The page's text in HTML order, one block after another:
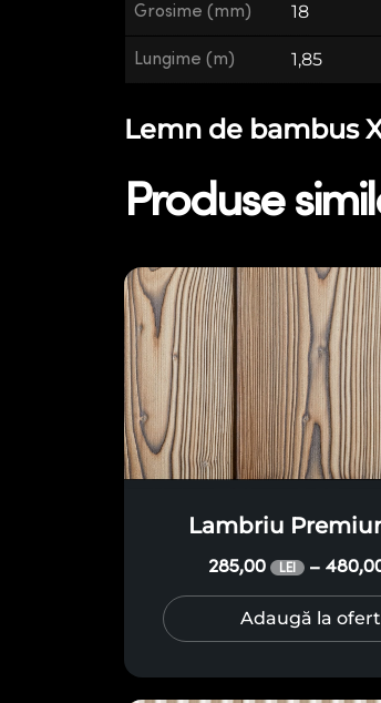
Grosime (mm) 18
Lungime (m) 1,85
Lemn de bambus
Produse
Lambriu
285,00 LEI –
Adaugă la